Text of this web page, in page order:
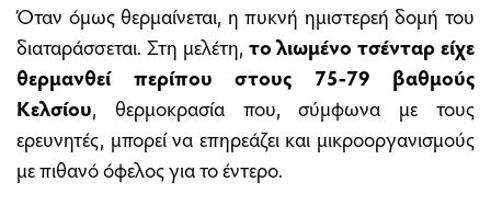
Όταν όμως θερμαίνεται, η πυκνή ημιστερεή δομή του
διαταράσσεται. Στη μελέτη, το λιωμένο τσένταρ είχε
θερμανθεί περίπου στους 75-79 βαθμούς
Κελσίου, θερμοκρασία που, σύμφωνα με τους
ερευνητές, μπορεί να επηρεάζει και μικροοργανισμούς
με πιθανό όφελος για το έντερο.